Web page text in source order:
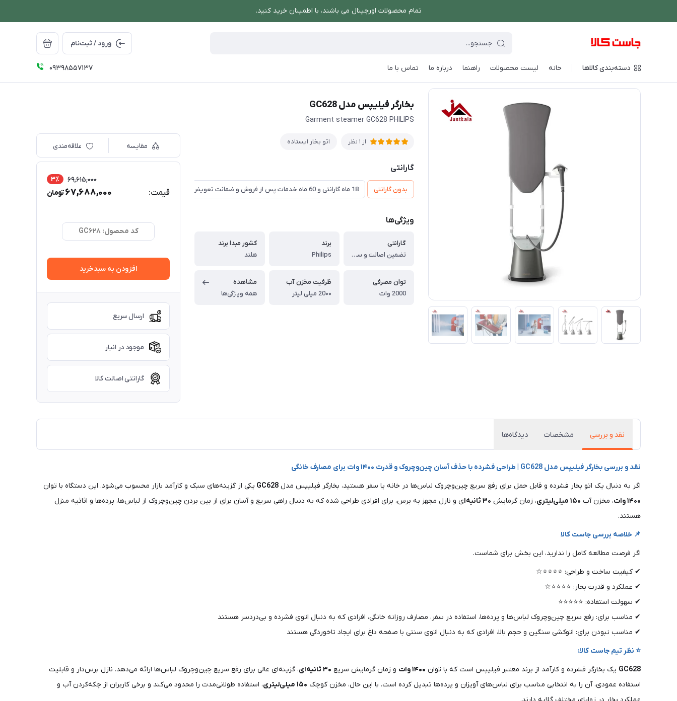
تمام محصولات اورجینال می باشند، با اطمینان خرید کنید.
ورود / ثبت‌نام
دسته‌بندی کالاها خانه لیست محصولات راهنما درباره ما تماس با ما 09398557137
فروشگاه اینترنتی جاست کالا شستشو و نظافت / اتو بخار ایستاده / بخارگر فیلیپس مدل GC628
بخارگر فیلیپس مدل GC628
Garment steamer GC628 PHILIPS
از 1 نظر اتو بخار ایستاده
گارانتی
بدون گارانتی 18 ماه گارانتی و 60 ماه خدمات پس از فروش و ضمانت تعویض
ویژگی‌ها
گارانتی
تضمین اصالت و سلامت کالا (اورجینال)
برند
Philips
کشور مبدا برند
هلند
توان مصرفی
2000 وات
ظرفیت مخزن آب
20۰۰ میلی لیتر
مشاهده
همه ویژگی‌ها
مقایسه علاقه‌مندی
قیمت:
69,615,000 3٪
67,688,000تومان
کد محصول: GC628
افزودن به سبدخرید
ارسال سریع
موجود در انبار
گارانتی اصالت کالا
نقد و بررسی مشخصات دیدگاه‌ها
نقد و بررسی بخارگر فیلیپس مدل GC628 | طراحی فشرده با حذف آسان چین‌وچروک و قدرت ۱۴۰۰ وات برای مصارف خانگی
اگر به دنبال یک اتو بخار فشرده و قابل حمل برای رفع سریع چین‌وچروک لباس‌ها در خانه یا سفر هستید، بخارگر فیلیپس مدل GC628 یکی از گزینه‌های سبک و کارآمد بازار محسوب می‌شود. این دستگاه با توان
۱۴۰۰ وات
، مخزن آب ۱۵۰ میلی‌لیتری ، زمان گرمایش ۳۰ ثانیه‌ا
ی و نازل مجهز به برس، برای افرادی طراحی شده که به دنبال راهی سریع و آسان برای از بین بردن چین‌وچروک از لباس‌ها، پرده‌ها و اثاثیه منزل
هستند.
📌 خلاصه بررسی جاست کالا
اگر فرصت مطالعه کامل را ندارید، این بخش برای شماست.
✔ کیفیت ساخت و طراحی: ⭐⭐⭐⭐☆
✔ عملکرد و قدرت بخار: ⭐⭐⭐⭐☆
✔ سهولت استفاده: ⭐⭐⭐⭐⭐
✔ مناسب برای: رفع سریع چین‌وچروک لباس‌ها و پرده‌ها، استفاده در سفر، مصارف روزانه خانگی، افرادی که به دنبال اتوی فشرده و بی‌دردسر هستند
✔ مناسب نبودن برای: اتوکشی سنگین و حجم بالا، افرادی که به دنبال اتوی سنتی با صفحه داغ برای ایجاد تاخوردگی هستند
⭐ نظر تیم جاست کالا:
GC628 یک بخارگر فشرده و کارآمد از برند معتبر فیلیپس است که با توان ۱۴۰۰ وات و زمان گرمایش سریع ۳۰ ثانیه‌ای
، گزینه‌ای عالی برای رفع سریع چین‌وچروک لباس‌ها ارائه می‌دهد. نازل برس‌دار و قابلیت
استفاده عمودی، آن را به انتخابی مناسب برای لباس‌های آویزان و پرده‌ها تبدیل کرده است. با این حال، مخزن کوچک ۱۵۰ میلی‌لیتری
، استفاده طولانی‌مدت را محدود می‌کند و برخی کاربران از چکه‌کردن آب و